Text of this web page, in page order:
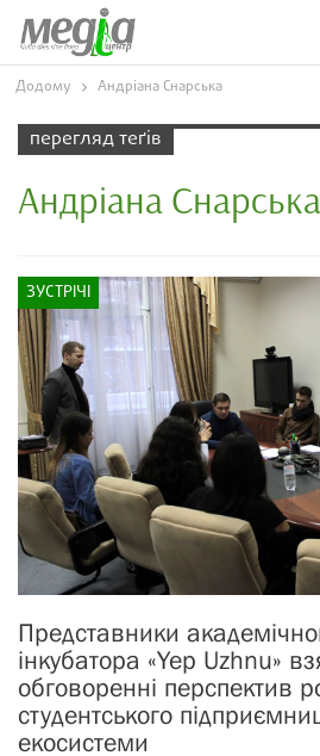
Додому Андріана Снарська
перегляд теґів
Андріана Снарська
ЗУСТРІЧІ
Представники
інкубатора «Yep Uzhnu»
обговоренні перспектив
студентського
екосистеми